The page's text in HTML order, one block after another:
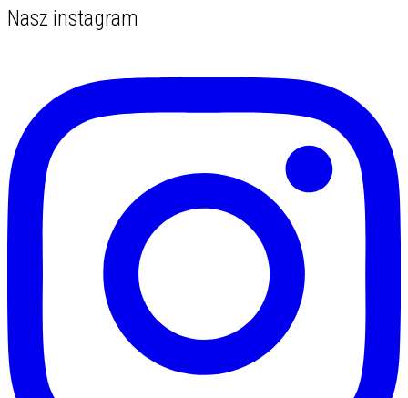
Nasz instagram